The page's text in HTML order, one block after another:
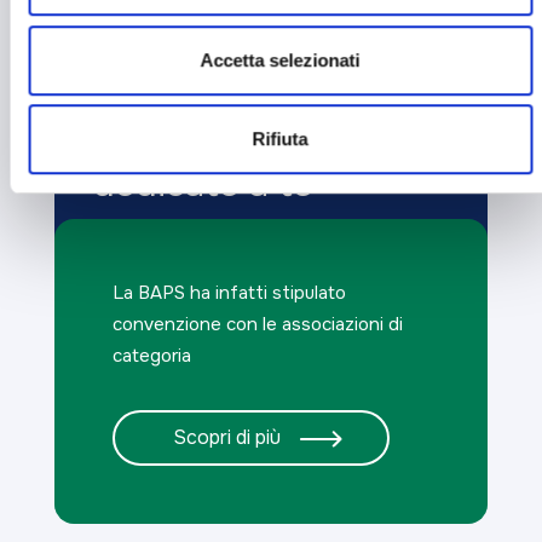
Accetta selezionati
Rifiuta
Sei un imprenditore?
Scopri le carte
dedicate a te
La BAPS ha infatti stipulato
convenzione con le associazioni di
categoria
Scopri di più